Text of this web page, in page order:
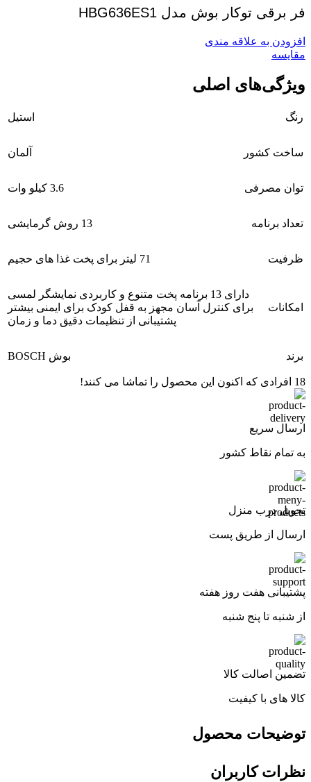
فر برقی توکار بوش مدل HBG636ES1
افزودن به علاقه مندی
مقايسه
ویژگی‌های اصلی
رنگ استیل
ساخت کشور آلمان
توان مصرفی 3.6 کیلو وات
تعداد برنامه 13 روش گرمایشی
ظرفیت 71 لیتر برای پخت غذا های حجیم
امکانات
دارای 13 برنامه پخت متنوع و کاربردی نمایشگر لمسی
برای کنترل آسان مجهز به قفل کودک برای ایمنی بیشتر
پشتیبانی از تنظیمات دقیق دما و زمان
برند بوش BOSCH
18 افرادی که اکنون این محصول را تماشا می کنند!
ارسال سریع
به تمام نقاط کشور
تحویل درب منزل
ارسال از طریق پست
پشتیبانی هفت روز هفته
از شنبه تا پنج شنبه
تضمین اصالت کالا
کالا های با کیفیت
توضیحات محصول
نظرات کاربران